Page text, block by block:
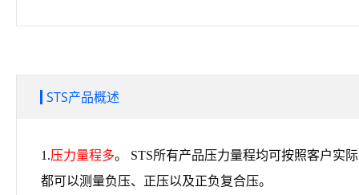
STS产品概述
1.压力量程多。 STS所有产品压力量程均可按照客户实
都可以测量负压、正压以及正负复合压。